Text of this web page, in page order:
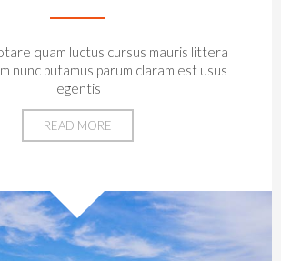
quam luctus cursus mauris littera
nunc putamus parum claram est usus
legentis
READ MORE